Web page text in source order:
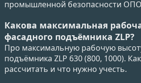
промышленной безопасности
Какова максимальная
фасадного подъёмника ZLP?
Про максимальную рабочую
подъёмника ZLP 630 (800, 1000).
рассчитать и что нужно учесть.